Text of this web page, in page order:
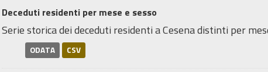
Deceduti residenti per mese e sesso
Serie storica dei deceduti residenti a Cesena distinti per
ODATA CSV